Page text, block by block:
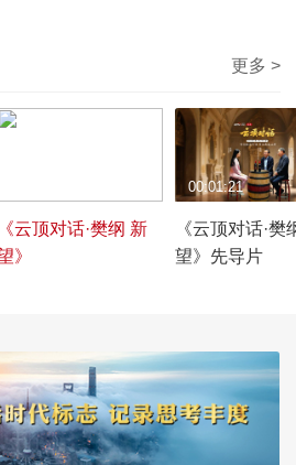
更多 >
《云顶对话·樊纲 新
》
《云顶对话·樊
望》先导片
00:01:21